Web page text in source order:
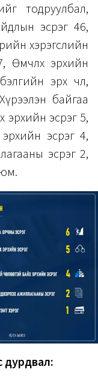
тодруулбал,
эсрэг 46,
хэрэгслийн
Өмчлөх эрхийн
эрх чөлөө,
байгаа
эрхийн эсрэг 5,
эрхийн эсрэг 4,
эсрэг 2,
дурдвал: